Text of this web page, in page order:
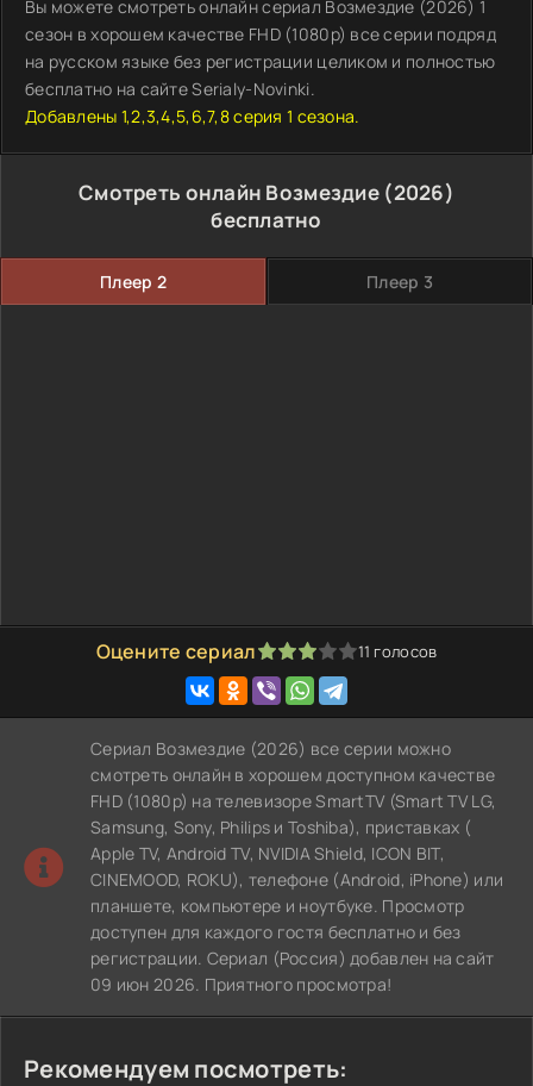
Вы можете смотреть онлайн сериал Возмездие (2026) 1
сезон в хорошем качестве FHD (1080p) все серии подряд
на русском языке без регистрации целиком и полностью
бесплатно на сайте Serialy-Novinki.
Добавлены 1,2,3,4,5,6,7,8 серия 1 сезона.
Смотреть онлайн Возмездие (2026)
бесплатно
Плеер 2 Плеер 3
Оцените сериал
1 2 3 4 5 11 голосов
Сериал Возмездие (2026) все серии можно
смотреть онлайн в хорошем доступном качестве
FHD (1080p) на телевизоре SmartTV (Smart TV LG,
Samsung, Sony, Philips и Toshiba), приставках (
Apple TV, Android TV, NVIDIA Shield, ICON BIT,
CINEMOOD, ROKU), телефоне (Android, iPhone) или
планшете, компьютере и ноутбуке. Просмотр
доступен для каждого гостя бесплатно и без
регистрации. Сериал (Россия) добавлен на сайт
09 июн 2026. Приятного просмотра!
Рекомендуем посмотреть: